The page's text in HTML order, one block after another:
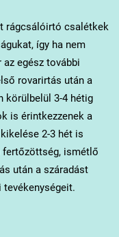
rágcsálóirtó csalétkek
így ha nem
egész további
rovarirtás után a
körülbelül 3-4 hétig
is érintkezzenek a
2-3 hét is
fertőzöttség, ismétlő
után a száradást